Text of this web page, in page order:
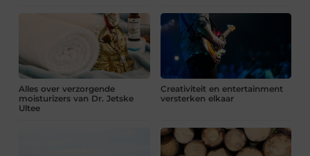
Alles over verzorgende
moisturizers van Dr. Jetske
Ultee
Creativiteit en entertainment
versterken elkaar